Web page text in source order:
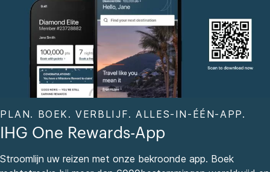
PLAN. BOEK. VERBLIJF. ALLES-IN-ÉÉN-APP.
IHG One Rewards-App
Stroomlijn uw reizen met onze bekroonde app. Boek